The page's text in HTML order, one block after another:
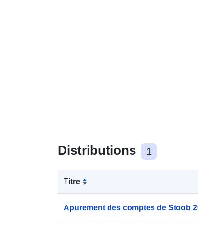
Distributions 1
Titre
Apurement des comptes de Stoob